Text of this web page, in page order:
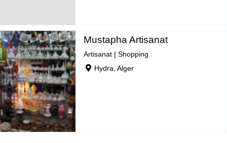
Mustapha Artisanat
Artisanat |Shopping
Hydra, Alger